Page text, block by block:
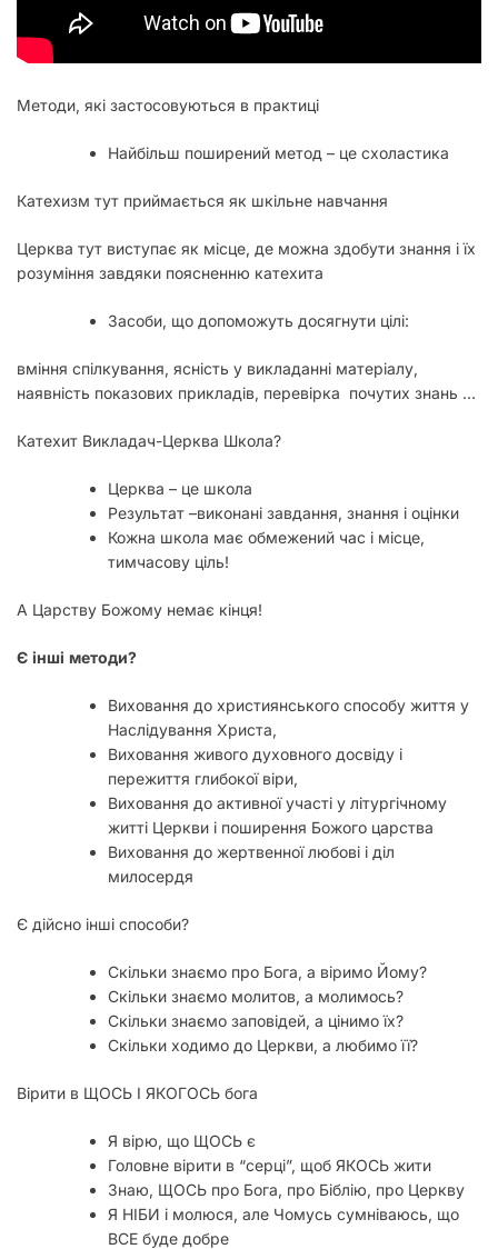
Методи, які застосовуються в практиці
Найбільш поширений метод – це схоластика
Катехизм тут приймається як шкільне навчання
Церква тут виступає як місце, де можна здобути знання і їх
розуміння завдяки поясненню катехита
Засоби, що допоможуть досягнути цілі:
вміння спілкування, ясність у викладанні матеріалу,
наявність показових прикладів, перевірка почутих знань …
Катехит Викладач-Церква Школа?
Церква – це школа
Результат –виконані завдання, знання і оцінки
Кожна школа має обмежений час і місце,
тимчасову ціль!
А Царству Божому немає кінця!
Є інші методи?
Виховання до християнського способу життя у
Наслідування Христа,
Виховання живого духовного досвіду і
пережиття глибокої віри,
Виховання до активної участі у літургічному
житті Церкви і поширення Божого царства
Виховання до жертвенної любові і діл
милосердя
Є дійсно інші способи?
Скільки знаємо про Бога, а віримо Йому?
Скільки знаємо молитов, а молимось?
Скільки знаємо заповідей, а цінимо їх?
Скільки ходимо до Церкви, а любимо її?
Вірити в ЩОСЬ І ЯКОГОСЬ бога
Я вірю, що ЩОСЬ є
Головне вірити в “серці”, щоб ЯКОСЬ жити
Знаю, ЩОСЬ про Бога, про Біблію, про Церкву
Я НІБИ і молюся, але Чомусь сумніваюсь, що
ВСЕ буде добре